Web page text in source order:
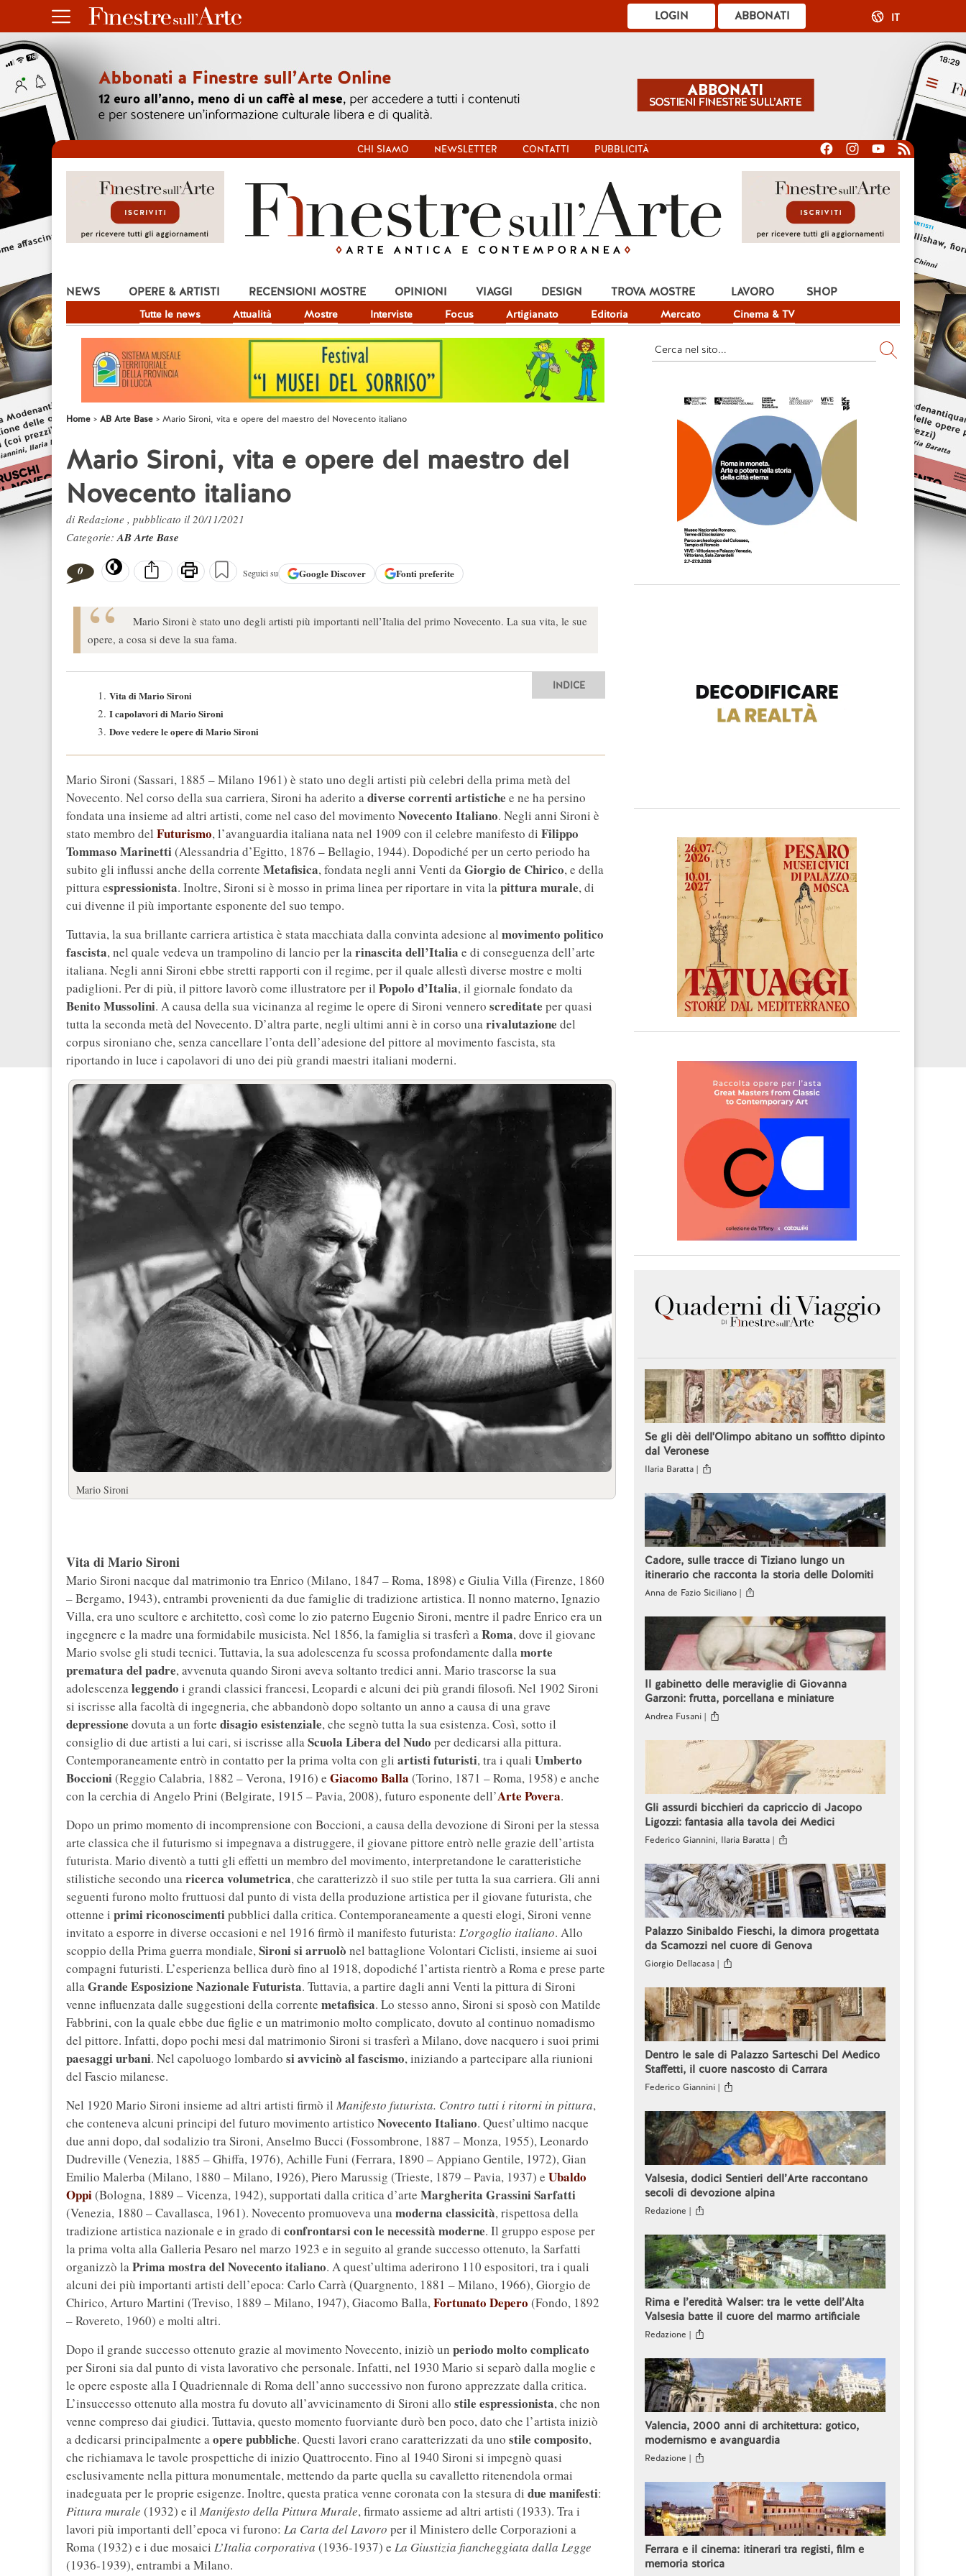
ABBONATI
LOGIN IT
CHI SIAMO NEWSLETTER CONTATTI PUBBLICITÀ
NEWS
Tutte le news Attualità Mostre Interviste Focus Artigianato Editoria Mercato Cinema & TV
OPERE & ARTISTI RECENSIONI MOSTRE OPINIONI VIAGGI DESIGN TROVA MOSTRE LAVORO SHOP
Home AB Arte Base Mario Sironi, vita e opere del maestro del Novecento italiano
Mario Sironi, vita e opere del maestro del
Novecento italiano
di Redazione , pubblicato il 20/11/2021
Categorie:AB Arte Base
0 Seguici su GoogleDiscover Fonti preferite
Mario Sironi è stato uno degli artisti più importanti nell’Italia del primo Novecento. La sua vita, le sue
opere, a cosa si deve la sua fama.
INDICE
Vita di Mario Sironi
I capolavori di Mario Sironi
Dove vedere le opere di Mario Sironi
Mario Sironi (Sassari, 1885 – Milano 1961) è stato uno degli artisti più celebri della prima metà del
Novecento. Nel corso della sua carriera, Sironi ha aderito adiverse correntiartistiche e ne ha persino
fondata una insieme ad altri artisti, come nel caso del movimento Novecento Italiano. Negli anni Sironi è
stato membro del Futurismo, l’avanguardia italiana nata nel 1909 con il celebre manifesto di Filippo
Tommaso Marinetti(Alessandria d’Egitto, 1876 – Bellagio, 1944). Dopodiché per un certo periodo ha
subito gli influssi anche della corrente Metafisica, fondata negli anni Venti daGiorgio de Chirico, e della
pittura espressionista. Inoltre, Sironi si è mosso in prima linea per riportare in vita lapittura murale, di
cui divenne il più importante esponente del suo tempo.
Tuttavia, la sua brillante carriera artistica è stata macchiata dalla convinta adesione al movimento politico
fascista, nel quale vedeva un trampolino di lancio per larinascita dell’Italia e di conseguenza dell’arte
italiana. Negli anni Sironi ebbe stretti rapporti con il regime, per il quale allestì diverse mostre e molti
padiglioni. Per di più, il pittore lavorò come illustratore per il Popolo d’Italia, il giornale fondato da
Benito Mussolini. A causa della sua vicinanza al regime le opere di Sironi vennero screditate per quasi
tutta la seconda metà del Novecento. D’altra parte, negli ultimi anni è in corso unarivalutazione del
corpus sironiano che, senza cancellare l’onta dell’adesione del pittore al movimento fascista, sta
riportando in luce i capolavori di uno dei più grandi maestri italiani moderni.
Mario Sironi
Vita di Mario Sironi
Mario Sironi nacque dal matrimonio tra Enrico (Milano, 1847 – Roma, 1898) e Giulia Villa (Firenze, 1860
– Bergamo, 1943), entrambi provenienti da due famiglie di tradizione artistica. Il nonno materno, Ignazio
Villa, era uno scultore e architetto, così come lo zio paterno Eugenio Sironi, mentre il padre Enrico era un
ingegnere e la madre una formidabile musicista. Nel 1856, la famiglia si trasferì aRoma, dove il giovane
Mario svolse gli studi tecnici. Tuttavia, la sua adolescenza fu scossa profondamente dallamorte
prematura del padre, avvenuta quando Sironi aveva soltanto tredici anni. Mario trascorse la sua
adolescenzaleggendo i grandi classici francesi, Leopardi e alcuni dei più grandi filosofi. Nel 1902 Sironi
si iscrisse alla facoltà di ingegneria, che abbandonò dopo soltanto un anno a causa di una grave
depressione dovuta a un forte disagio esistenziale, che segnò tutta la sua esistenza. Così, sotto il
consiglio di due artisti a lui cari, si iscrisse allaScuola Libera del Nudo per dedicarsi alla pittura.
Contemporaneamente entrò in contatto per la prima volta con gli artisti futuristi, tra i quali Umberto
Boccioni(Reggio Calabria, 1882 – Verona, 1916) e Giacomo Balla (Torino, 1871 – Roma, 1958) e anche
con la cerchia di Angelo Prini (Belgirate, 1915 – Pavia, 2008), futuro esponente dell’Arte Povera.
Dopo un primo momento di incomprensione con Boccioni, a causa della devozione di Sironi per la stessa
arte classica che il futurismo si impegnava a distruggere, il giovane pittore entrò nelle grazie dell’artista
futurista. Mario diventò a tutti gli effetti un membro del movimento, interpretandone le caratteristiche
stilistiche secondo unaricerca volumetrica, che caratterizzò il suo stile per tutta la sua carriera. Gli anni
seguenti furono molto fruttuosi dal punto di vista della produzione artistica per il giovane futurista, che
ottenne i primi riconoscimentipubblici dalla critica. Contemporaneamente a questi elogi, Sironi venne
invitato a esporre in diverse occasioni e nel 1916 firmò il manifesto futurista: L’orgoglio italiano. Allo
scoppio della Prima guerra mondiale,Sironi si arruolò nel battaglione Volontari Ciclisti, insieme ai suoi
compagni futuristi. L’esperienza bellica durò fino al 1918, dopodiché l’artista rientrò a Roma e prese parte
allaGrande Esposizione Nazionale Futurista. Tuttavia, a partire dagli anni Venti la pittura di Sironi
venne influenzata dalle suggestioni della corrente metafisica. Lo stesso anno, Sironi si sposò con Matilde
Fabbrini, con la quale ebbe due figlie e un matrimonio molto complicato, dovuto al continuo nomadismo
del pittore. Infatti, dopo pochi mesi dal matrimonio Sironi si trasferì a Milano, dove nacquero i suoi primi
paesaggi urbani. Nel capoluogo lombardo si avvicinò al fascismo, iniziando a partecipare alla riunioni
del Fascio milanese.
Nel 1920 Mario Sironi insieme ad altri artisti firmò il Manifesto futurista. Contro tutti i ritorni in pittura,
che conteneva alcuni principi del futuro movimento artistico Novecento Italiano. Quest’ultimo nacque
due anni dopo, dal sodalizio tra Sironi, Anselmo Bucci (Fossombrone, 1887 – Monza, 1955), Leonardo
Dudreville (Venezia, 1885 – Ghiffa, 1976), Achille Funi (Ferrara, 1890 – Appiano Gentile, 1972), Gian
Emilio Malerba (Milano, 1880 – Milano, 1926), Piero Marussig (Trieste, 1879 – Pavia, 1937) e Ubaldo
Oppi(Bologna, 1889 – Vicenza, 1942), supportati dalla critica d’arte Margherita Grassini Sarfatti
(Venezia, 1880 – Cavallasca, 1961). Novecento promuoveva unamoderna classicità, rispettosa della
tradizione artistica nazionale e in grado di confrontarsi con le necessità moderne. Il gruppo espose per
la prima volta alla Galleria Pesaro nel marzo 1923 e in seguito al grande successo ottenuto, la Sarfatti
organizzò laPrima mostra del Novecento italiano. A quest’ultima aderirono 110 espositori, tra i quali
alcuni dei più importanti artisti dell’epoca: Carlo Carrà (Quargnento, 1881 – Milano, 1966), Giorgio de
Chirico, Arturo Martini (Treviso, 1889 – Milano, 1947), Giacomo Balla,Fortunato Depero (Fondo, 1892
– Rovereto, 1960) e molti altri.
Dopo il grande successo ottenuto grazie al movimento Novecento, iniziò un periodo molto complicato
per Sironi sia dal punto di vista lavorativo che personale. Infatti, nel 1930 Mario si separò dalla moglie e
le opere esposte alla I Quadriennale di Roma dell’anno successivo non furono apprezzate dalla critica.
L’insuccesso ottenuto alla mostra fu dovuto all’avvicinamento di Sironi allo stile espressionista, che non
venne compreso dai giudici. Tuttavia, questo momento fuorviante durò ben poco, dato che l’artista iniziò
a dedicarsi principalmente aopere pubbliche. Questi lavori erano caratterizzati da uno stile composito,
che richiamava le tavole prospettiche di inizio Quattrocento. Fino al 1940 Sironi si impegnò quasi
esclusivamente nella pittura monumentale, mettendo da parte quella su cavalletto ritenendola ormai
inadeguata per le proprie esigenze. Inoltre, questa pratica venne coronata con la stesura di due manifesti:
Pittura murale (1932) e il Manifesto della Pittura Murale, firmato assieme ad altri artisti (1933). Tra i
lavori più importanti dell’epoca vi furono: La Carta del Lavoro per il Ministero delle Corporazioni a
Roma (1932) e i due mosaici L’Italia corporativa (1936-1937) e La Giustizia fiancheggiata dalla Legge
(1936-1939), entrambi a Milano.
Se gli dèi dell'Olimpo abitano un soffitto dipinto
dal Veronese
Ilaria Baratta |
Cadore, sulle tracce di Tiziano lungo un
itinerario che racconta la storia delle Dolomiti
Anna de Fazio Siciliano |
Il gabinetto delle meraviglie di Giovanna
Garzoni: frutta, porcellana e miniature
Andrea Fusani |
Gli assurdi bicchieri da capriccio di Jacopo
Ligozzi: fantasia alla tavola dei Medici
Federico Giannini, Ilaria Baratta |
Palazzo Sinibaldo Fieschi, la dimora progettata
da Scamozzi nel cuore di Genova
Giorgio Dellacasa |
Dentro le sale di Palazzo Sarteschi Del Medico
Staffetti, il cuore nascosto di Carrara
Federico Giannini |
Valsesia, dodici Sentieri dell’Arte raccontano
secoli di devozione alpina
Redazione |
Rima e l’eredità Walser: tra le vette dell’Alta
Valsesia batte il cuore del marmo artificiale
Redazione |
Valencia, 2000 anni di architettura: gotico,
modernismo e avanguardia
Redazione |
Ferrara e il cinema: itinerari tra registi, film e
memoria storica